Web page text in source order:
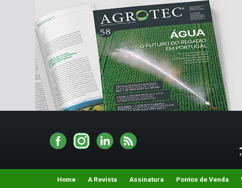
Home A Revista Assinatura Pontos de Venda